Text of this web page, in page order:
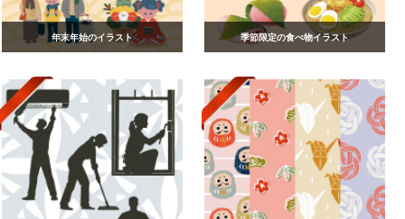
年末年始のイラスト 季節限定の食べ物イラスト